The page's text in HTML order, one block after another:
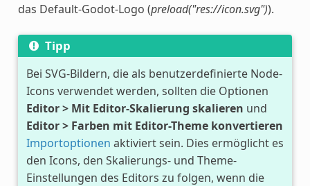
das Default-Godot-Logo (preload("res://icon.svg")).
Tipp
Bei SVG-Bildern, die als benutzerdefinierte Node-
Icons verwendet werden, sollten die Optionen
Editor > Mit Editor-Skalierung skalieren und
Editor > Farben mit Editor-Theme konvertieren
Importoptionen aktiviert sein. Dies ermöglicht es
den Icons, den Skalierungs- und Theme-
Einstellungen des Editors zu folgen, wenn die